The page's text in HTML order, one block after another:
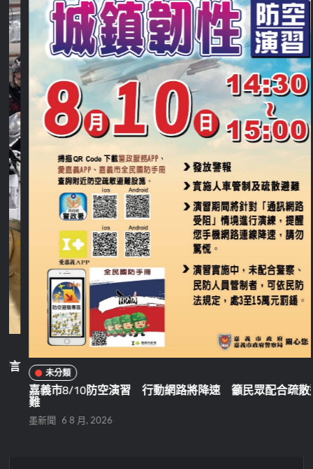
未分類
嘉義市8/10防空演習 行動網路將降速 籲民眾配合疏散避
墨新聞 6 8 月, 2026